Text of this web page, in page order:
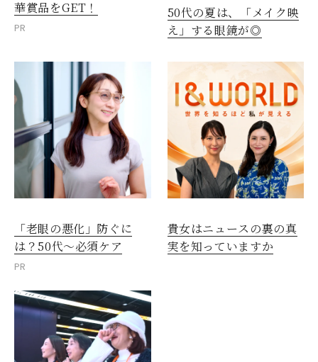
華賞品をGET！
PR
50代の夏は、「メイク映
え」する眼鏡が◎
「老眼の悪化」防ぐに
は？50代～必須ケア
PR
貴女はニュースの裏の真
実を知っていますか